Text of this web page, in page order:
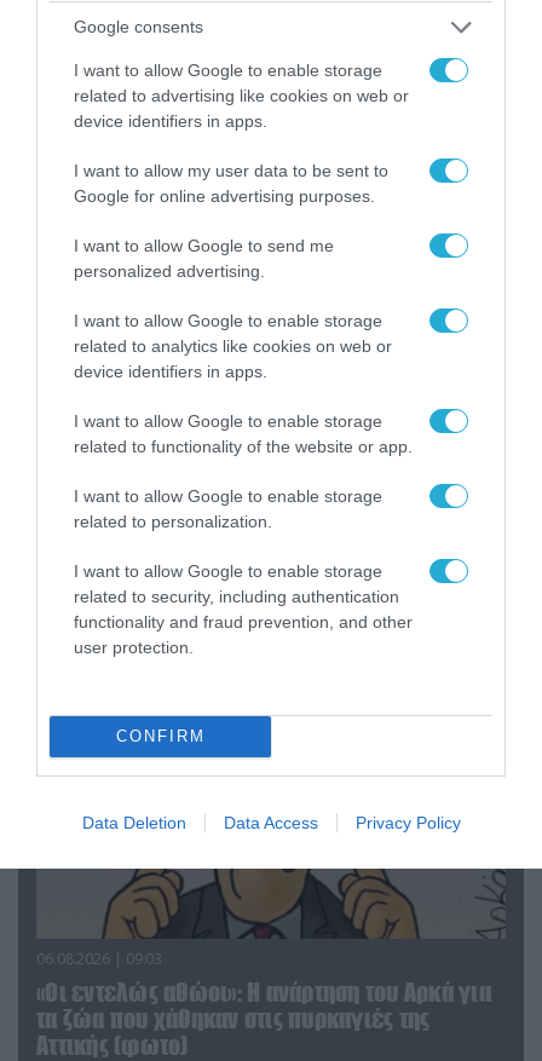
Google consents
I want to allow Google to enable storage
related to advertising like cookies on web or
device identifiers in apps.
I want to allow my user data to be sent to
Google for online advertising purposes.
I want to allow Google to send me
personalized advertising.
I want to allow Google to enable storage
related to analytics like cookies on web or
device identifiers in apps.
I want to allow Google to enable storage
related to functionality of the website or app.
I want to allow Google to enable storage
related to personalization.
I want to allow Google to enable storage
related to security, including authentication
functionality and fraud prevention, and other
user protection.
CONFIRM
Data Deletion Data Access Privacy Policy
07.08.2026 | 20:02
Ο Γιάννης Αλαφούζος «τέλειωσε» τον
Κωνσταντίνο Ζούλα από τον ΣΚΑΪ – Ο λόγος της
απομάκρυνσής του
06.08.2026 | 14:02
«Επιχείρηση ελεύθερα πεζοδρόμια» στην
Αθήνα: Απομακρύνθηκαν παράνομα
αντικείμενα από κοινόχρηστους χώρους
06.08.2026 | 09:03
«Οι εντελώς αθώοι»: Η ανάρτηση του Αρκά για
τα ζώα που χάθηκαν στις πυρκαγιές της
Αττικής (φωτο)